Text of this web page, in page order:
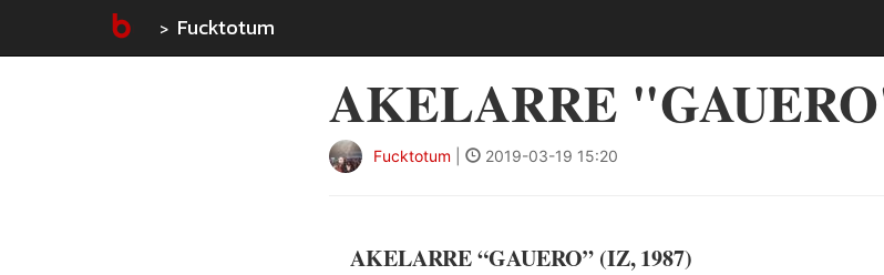
Fucktotum
AKELARRE
Fucktotum 2019-03-19 15:20
AKELARRE “GAUERO” (IZ, 1987)